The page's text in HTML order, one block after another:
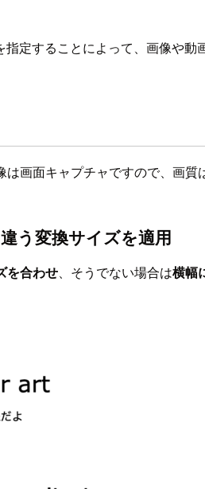
定することによって、画像や
画面キャプチャですので、画質
う変換サイズを適用
を合わせ、そうでない場合は横幅